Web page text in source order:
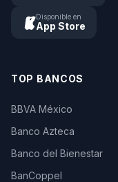
Disponible en
App Store
TOP BANCOS
BBVA México
Banco Azteca
Banco del Bienestar
BanCoppel